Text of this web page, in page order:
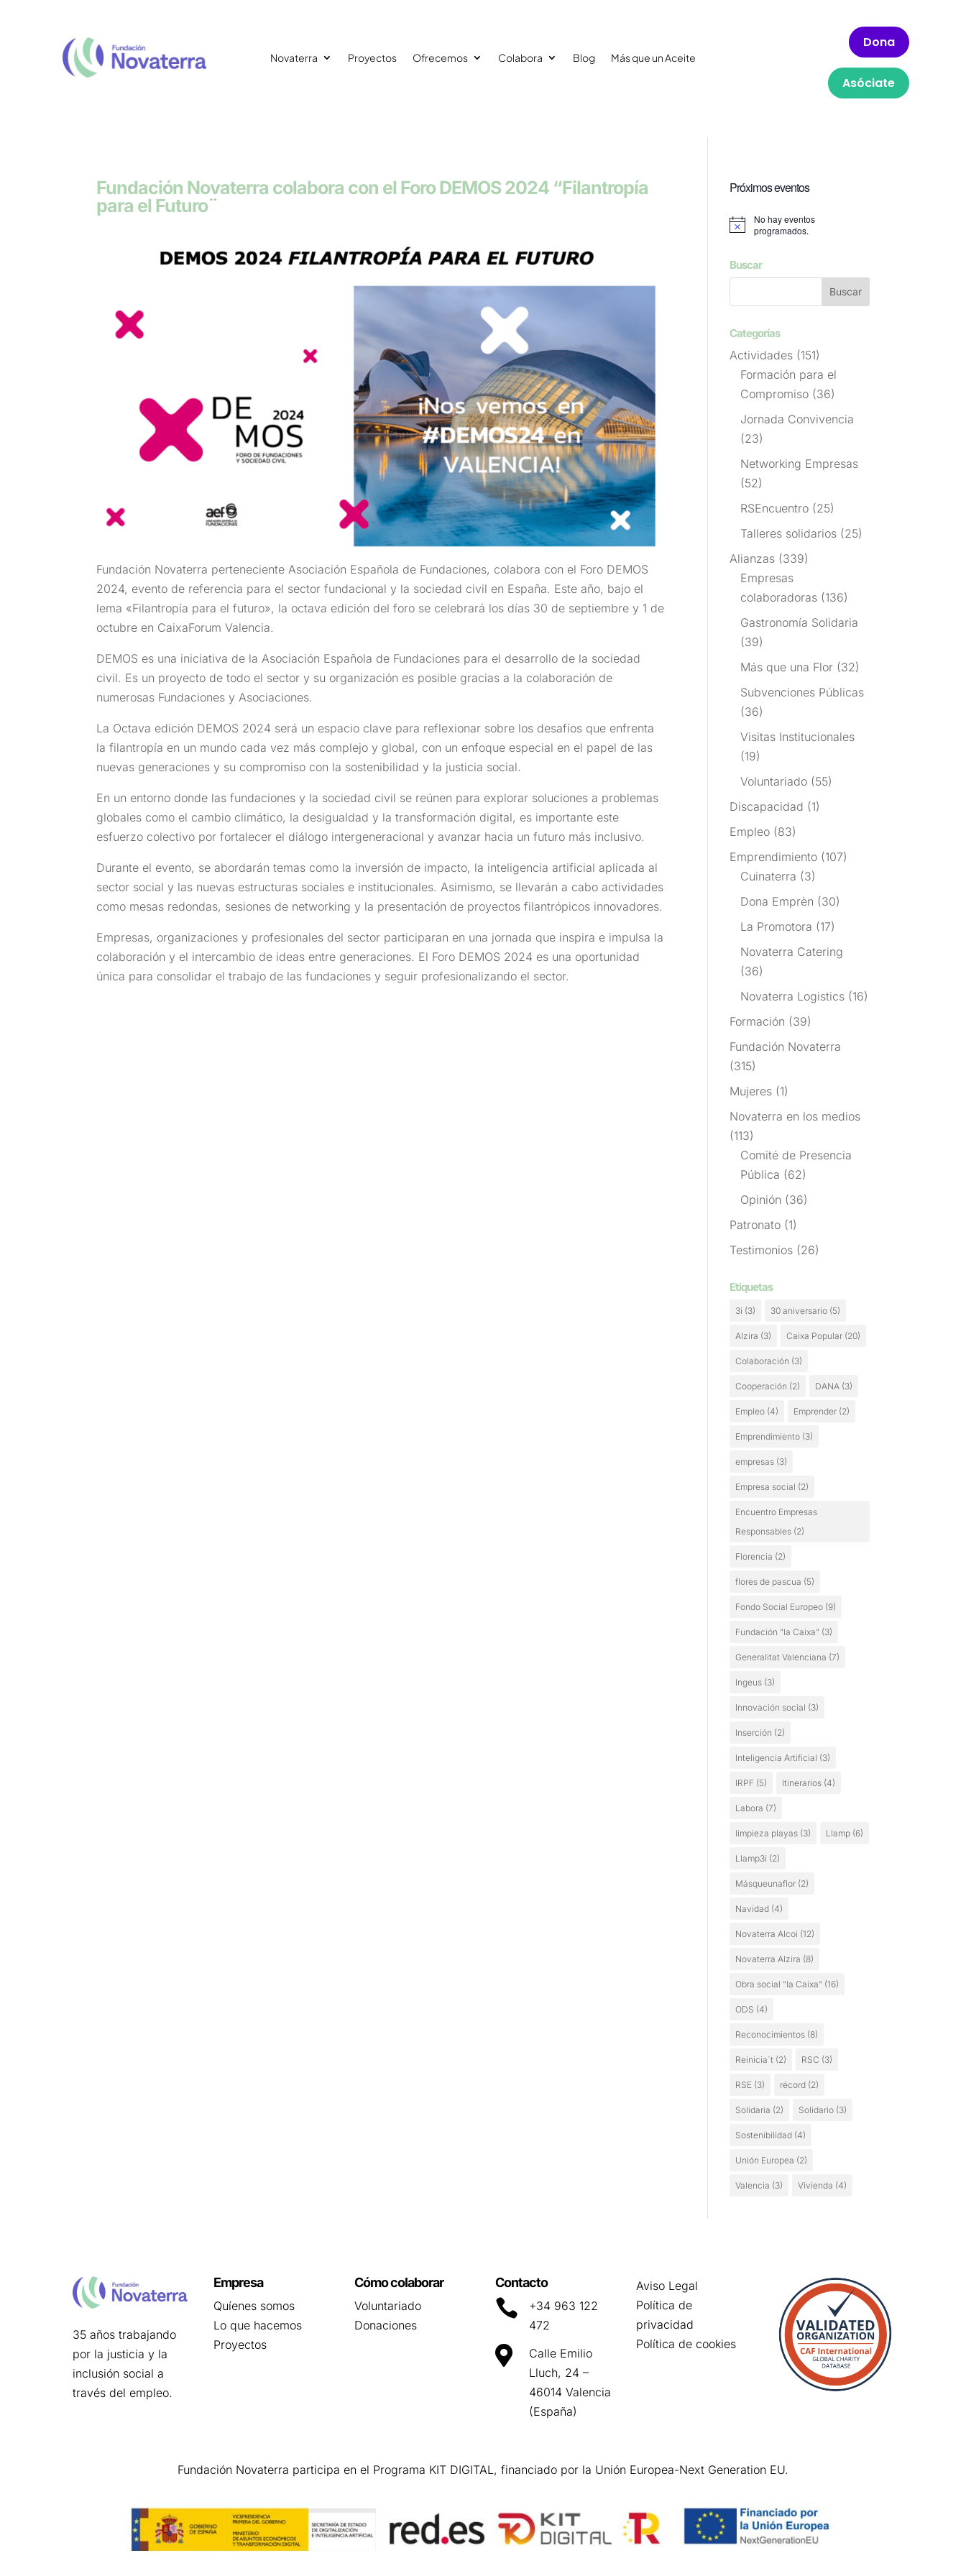
Novaterra Proyectos Ofrecemos Colabora Blog Más que un Aceite
Dona
Asóciate
Fundación Novaterra colabora con el Foro DEMOS 2024 “Filantropía
para el Futuro¨
Fundación Novaterra perteneciente Asociación Española de Fundaciones, colabora con el Foro DEMOS
2024, evento de referencia para el sector fundacional y la sociedad civil en España. Este año, bajo el
lema «Filantropía para el futuro», la octava edición del foro se celebrará los días 30 de septiembre y 1 de
octubre en CaixaForum Valencia.
DEMOS es una iniciativa de la Asociación Española de Fundaciones para el desarrollo de la sociedad
civil. Es un proyecto de todo el sector y su organización es posible gracias a la colaboración de
numerosas Fundaciones y Asociaciones.
La Octava edición DEMOS 2024 será un espacio clave para reflexionar sobre los desafíos que enfrenta
la filantropía en un mundo cada vez más complejo y global, con un enfoque especial en el papel de las
nuevas generaciones y su compromiso con la sostenibilidad y la justicia social.
En un entorno donde las fundaciones y la sociedad civil se reúnen para explorar soluciones a problemas
globales como el cambio climático, la desigualdad y la transformación digital, es importante este
esfuerzo colectivo por fortalecer el diálogo intergeneracional y avanzar hacia un futuro más inclusivo.
Durante el evento, se abordarán temas como la inversión de impacto, la inteligencia artificial aplicada al
sector social y las nuevas estructuras sociales e institucionales. Asimismo, se llevarán a cabo actividades
como mesas redondas, sesiones de networking y la presentación de proyectos filantrópicos innovadores.
Empresas, organizaciones y profesionales del sector participaran en una jornada que inspira e impulsa la
colaboración y el intercambio de ideas entre generaciones. El Foro DEMOS 2024 es una oportunidad
única para consolidar el trabajo de las fundaciones y seguir profesionalizando el sector.
Próximos eventos
Aviso
No hay eventos
programados.
Buscar
Categorías
Actividades (151)
Formación para el
Compromiso (36)
Jornada Convivencia
(23)
Networking Empresas
(52)
RSEncuentro (25)
Talleres solidarios (25)
Alianzas (339)
Empresas
colaboradoras (136)
Gastronomía Solidaria
(39)
Más que una Flor (32)
Subvenciones Públicas
(36)
Visitas Institucionales
(19)
Voluntariado (55)
Discapacidad (1)
Empleo (83)
Emprendimiento (107)
Cuinaterra (3)
Dona Emprèn (30)
La Promotora (17)
Novaterra Catering
(36)
Novaterra Logistics (16)
Formación (39)
Fundación Novaterra
(315)
Mujeres (1)
Novaterra en los medios
(113)
Comité de Presencia
Pública (62)
Opinión (36)
Patronato (1)
Testimonios (26)
Etiquetas
3i (3) 30 aniversario (5)
Alzira (3) Caixa Popular (20)
Colaboración (3)
Cooperación (2) DANA (3)
Empleo (4) Emprender (2)
Emprendimiento (3)
empresas (3)
Empresa social (2)
Encuentro Empresas
Responsables (2)
Florencia (2)
flores de pascua (5)
Fondo Social Europeo (9)
Fundación "la Caixa" (3)
Generalitat Valenciana (7)
Ingeus (3)
Innovación social (3)
Inserción (2)
Inteligencia Artificial (3)
IRPF (5) Itinerarios (4)
Labora (7)
limpieza playas (3) Llamp (6)
Llamp3i (2)
Másqueunaflor (2)
Navidad (4)
Novaterra Alcoi (12)
Novaterra Alzira (8)
Obra social "la Caixa" (16)
ODS (4)
Reconocimientos (8)
Reinicia´t (2) RSC (3)
RSE (3) récord (2)
Solidaria (2) Solidario (3)
Sostenibilidad (4)
Unión Europea (2)
Valencia (3) Vivienda (4)
35 años trabajando
por la justicia y la
inclusión social a
través del empleo.
Empresa
Quíenes somos
Lo que hacemos
Proyectos
Cómo colaborar
Voluntariado
Donaciones
Contacto

+34 963 122
472

Calle Emilio
Lluch, 24 –
46014 Valencia
(España)
Aviso Legal
Política de
privacidad
Política de cookies
Fundación Novaterra participa en el Programa KIT DIGITAL, financiado por la Unión Europea-Next Generation EU.